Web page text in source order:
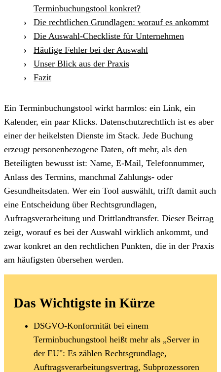
Terminbuchungstool konkret?
Die rechtlichen Grundlagen: worauf es ankommt
Die Auswahl-Checkliste für Unternehmen
Häufige Fehler bei der Auswahl
Unser Blick aus der Praxis
Fazit
Ein Terminbuchungstool wirkt harmlos: ein Link, ein
Kalender, ein paar Klicks. Datenschutzrechtlich ist es aber
einer der heikelsten Dienste im Stack. Jede Buchung
erzeugt personenbezogene Daten, oft mehr, als den
Beteiligten bewusst ist: Name, E-Mail, Telefonnummer,
Anlass des Termins, manchmal Zahlungs- oder
Gesundheitsdaten. Wer ein Tool auswählt, trifft damit auch
eine Entscheidung über Rechtsgrundlagen,
Auftragsverarbeitung und Drittlandtransfer. Dieser Beitrag
zeigt, worauf es bei der Auswahl wirklich ankommt, und
zwar konkret an den rechtlichen Punkten, die in der Praxis
am häufigsten übersehen werden.
Das Wichtigste in Kürze
DSGVO-Konformität bei einem
Terminbuchungstool heißt mehr als „Server in
der EU": Es zählen Rechtsgrundlage,
Auftragsverarbeitungsvertrag, Subprozessoren